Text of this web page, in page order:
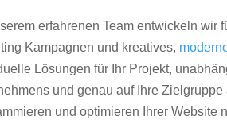
erfahrenen Team entwickeln wir
Kampagnen und kreatives,
Lösungen für Ihr Projekt,
und genau auf Ihre Zielgruppe
und optimieren Ihrer Website